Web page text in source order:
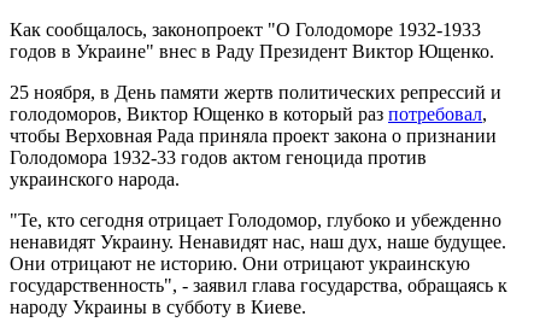
Как сообщалось, законопроект "О Голодоморе 1932-1933
годов в Украине" внес в Раду Президент Виктор Ющенко.
25 ноября, в День памяти жертв политических репрессий и
голодоморов, Виктор Ющенко в который раз потребовал,
чтобы Верховная Рада приняла проект закона о признании
Голодомора 1932-33 годов актом геноцида против
украинского народа.
"Те, кто сегодня отрицает Голодомор, глубоко и убежденно
ненавидят Украину. Ненавидят нас, наш дух, наше будущее.
Они отрицают не историю. Они отрицают украинскую
государственность", - заявил глава государства, обращаясь к
народу Украины в субботу в Киеве.